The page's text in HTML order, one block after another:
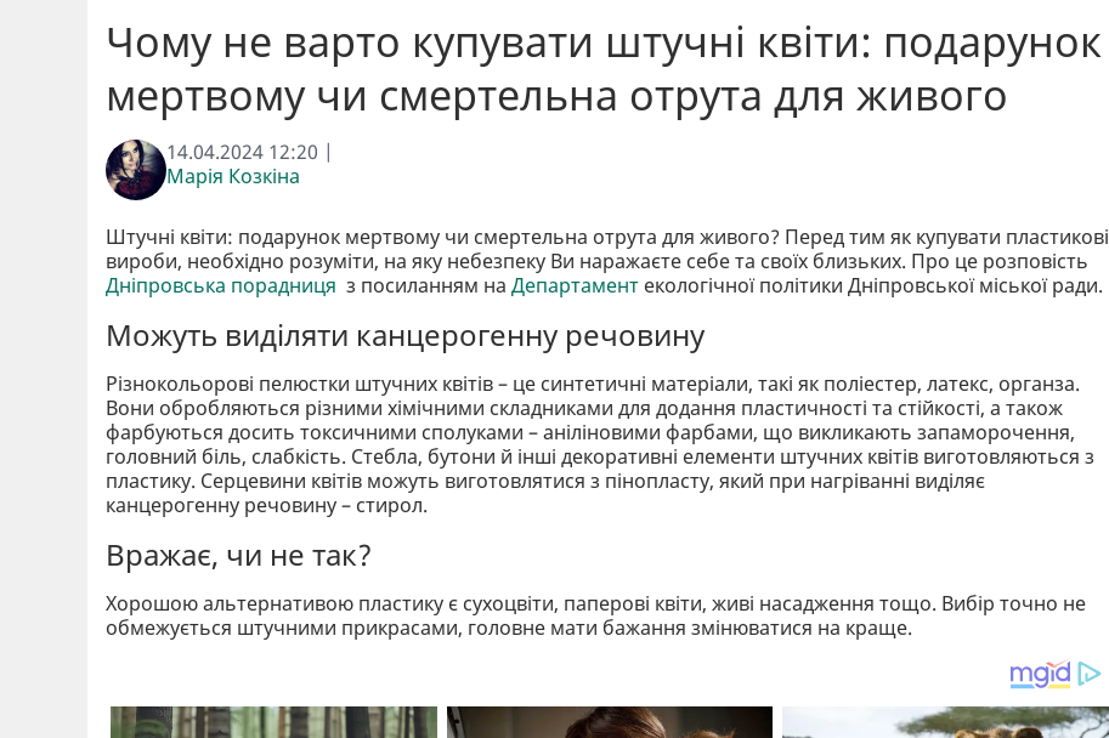
Чому не варто купувати штучні квіти: подарунок
мертвому чи смертельна отрута для живого
14.04.2024 12:20 |
Марія Козкіна
Штучні квіти: подарунок мертвому чи смертельна отрута для живого? Перед тим як купувати пластикові
вироби, необхідно розуміти, на яку небезпеку Ви наражаєте себе та своїх близьких. Про це розповість
Дніпровська порадниця з посиланням на Департамент екологічної політики Дніпровської міської ради.
Можуть виділяти канцерогенну речовину
Різнокольорові пелюстки штучних квітів – це синтетичні матеріали, такі як поліестер, латекс, органза.
Вони обробляються різними хімічними складниками для додання пластичності та стійкості, а також
фарбуються досить токсичними сполуками – аніліновими фарбами, що викликають запаморочення,
головний біль, слабкість. Стебла, бутони й інші декоративні елементи штучних квітів виготовляються з
пластику. Серцевини квітів можуть виготовлятися з пінопласту, який при нагріванні виділяє
канцерогенну речовину – стирол.
Вражає, чи не так?
Хорошою альтернативою пластику є сухоцвіти, паперові квіти, живі насадження тощо. Вибір точно не
обмежується штучними прикрасами, головне мати бажання змінюватися на краще.